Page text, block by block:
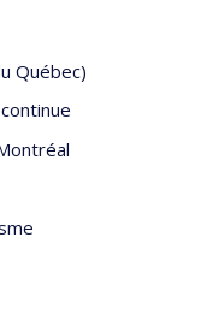
Québec)